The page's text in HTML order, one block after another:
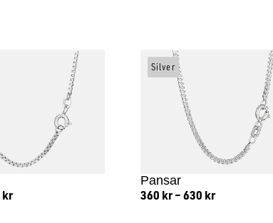
kr
Pansar
360 kr –630 kr
Silver